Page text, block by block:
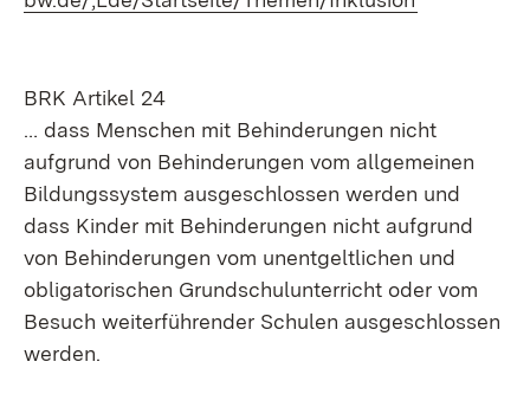
BRK Artikel 24
… dass Menschen mit Behinderungen nicht
aufgrund von Behinderungen vom allgemeinen
Bildungssystem ausgeschlossen werden und
dass Kinder mit Behinderungen nicht aufgrund
von Behinderungen vom unentgeltlichen und
obligatorischen Grundschulunterricht oder vom
Besuch weiterführender Schulen ausgeschlossen
werden.